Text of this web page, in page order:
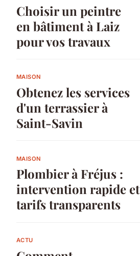
Choisir un peintre
en bâtiment à Laiz
pour vos travaux
MAISON
Obtenez les services
d'un terrassier à
Saint-Savin
MAISON
Plombier à Fréjus :
intervention rapide et
tarifs transparents
ACTU